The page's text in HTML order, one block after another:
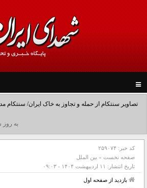
navigation
تصاویر سنتکام از حمله و تجاوز به خاک ایران/ سنتکام
به روز شده در:
کد خبر: ۲۵۹۰۷۴
صفحه نخست » بین الملل
تاریخ انتشار: ۱۱ ارديبهشت ۱۴۰۴ - ۰۹:۰۳
بازدید از صفحه اول